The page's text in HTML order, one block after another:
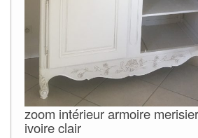
zoom intérieur armoire merisier 2 portes laque
ivoire clair